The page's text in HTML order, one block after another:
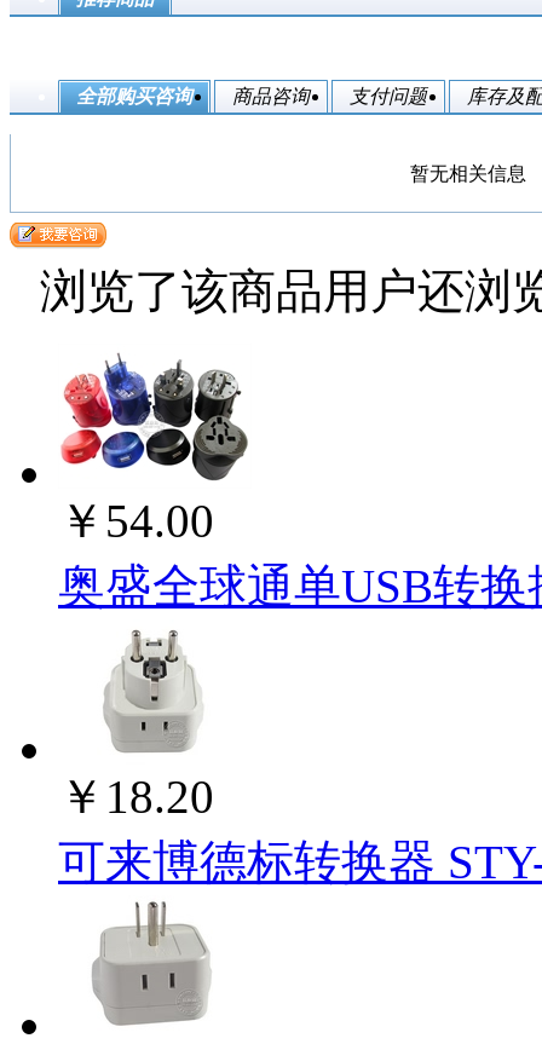
全部购买咨询 商品咨询 支付问题 库存及
暂无相关信息
浏览了该商品用户还浏
￥54.00
奥盛全球通单USB转
￥18.20
可来博德标转换器